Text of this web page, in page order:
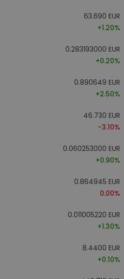
63.690 EUR
+1.20%
0.283193000 EUR
+0.20%
0.890649 EUR
+2.50%
46.730 EUR
-3.10%
0.060253000 EUR
+0.90%
0.864945 EUR
0.00%
0.011005220 EUR
+1.30%
8.4400 EUR
+0.10%